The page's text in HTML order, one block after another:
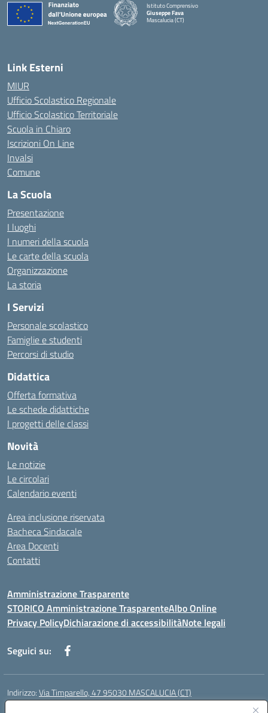
Istituto Comprensivo
Giuseppe Fava
Mascalucia (CT)
Link Esterni
MIUR
Ufficio Scolastico Regionale
Ufficio Scolastico Territoriale
Scuola in Chiaro
Iscrizioni On Line
Invalsi
Comune
La Scuola
Presentazione
I luoghi
I numeri della scuola
Le carte della scuola
Organizzazione
La storia
I Servizi
Personale scolastico
Famiglie e studenti
Percorsi di studio
Didattica
Offerta formativa
Le schede didattiche
I progetti delle classi
Novità
Le notizie
Le circolari
Calendario eventi
Area inclusione riservata
Bacheca Sindacale
Area Docenti
Contatti
Amministrazione Trasparente
STORICO Amministrazione TrasparenteAlbo Online
Privacy PolicyDichiarazione di accessibilitàNote legali
Seguici su:
Indirizzo:Via Timparello, 47 95030 MASCALUCIA (CT)
Centralino: